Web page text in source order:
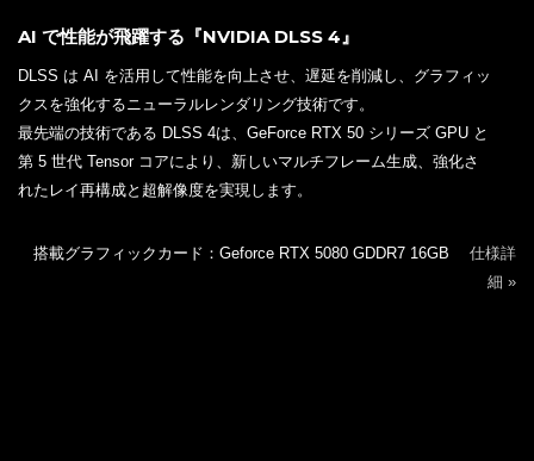
AI で性能が飛躍する『NVIDIA DLSS 4』
DLSS は AI を活用して性能を向上させ、遅延を削減し、グラフィッ
クスを強化するニューラルレンダリング技術です。
最先端の技術である DLSS 4は、GeForce RTX 50 シリーズ GPU と
第 5 世代 Tensor コアにより、新しいマルチフレーム生成、強化さ
れたレイ再構成と超解像度を実現します。
搭載グラフィックカード：Geforce RTX 5080 GDDR7 16GB 仕様詳
細 »